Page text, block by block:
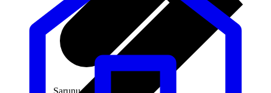
Sarunu pieslēgumi